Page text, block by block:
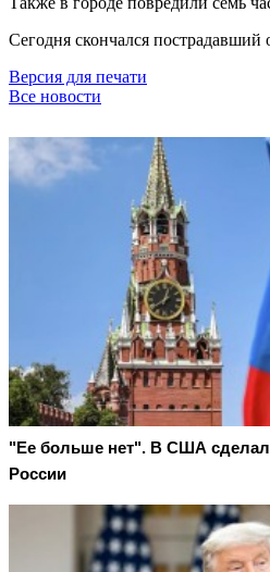
Сегодня скончался
Версия для печати
Все новости
"Ее больше нет". В США
России